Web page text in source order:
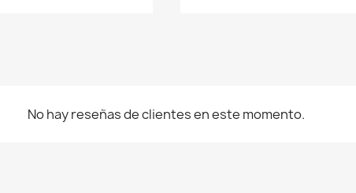
No hay reseñas de clientes en este momento.